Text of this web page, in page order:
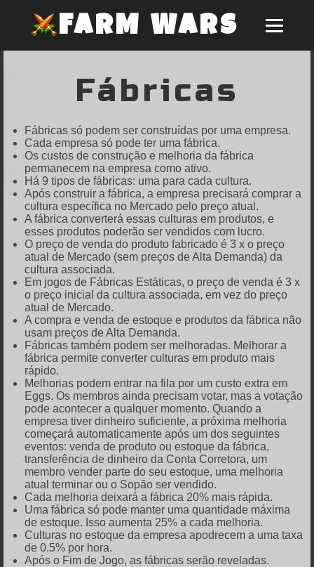
FARM WARS
Fábricas
Fábricas só podem ser construídas por uma empresa.
Cada empresa só pode ter uma fábrica.
Os custos de construção e melhoria da fábrica
permanecem na empresa como ativo.
Há 9 tipos de fábricas: uma para cada cultura.
Após construir a fábrica, a empresa precisará comprar a
cultura específica no Mercado pelo preço atual.
A fábrica converterá essas culturas em produtos, e
esses produtos poderão ser vendidos com lucro.
O preço de venda do produto fabricado é 3 x o preço
atual de Mercado (sem preços de Alta Demanda) da
cultura associada.
Em jogos de Fábricas Estáticas, o preço de venda é 3 x
o preço inicial da cultura associada, em vez do preço
atual de Mercado.
A compra e venda de estoque e produtos da fábrica não
usam preços de Alta Demanda.
Fábricas também podem ser melhoradas. Melhorar a
fábrica permite converter culturas em produto mais
rápido.
Melhorias podem entrar na fila por um custo extra em
Eggs. Os membros ainda precisam votar, mas a votação
pode acontecer a qualquer momento. Quando a
empresa tiver dinheiro suficiente, a próxima melhoria
começará automaticamente após um dos seguintes
eventos: venda de produto ou estoque da fábrica,
transferência de dinheiro da Conta Corretora, um
membro vender parte do seu estoque, uma melhoria
atual terminar ou o Sopão ser vendido.
Cada melhoria deixará a fábrica 20% mais rápida.
Uma fábrica só pode manter uma quantidade máxima
de estoque. Isso aumenta 25% a cada melhoria.
Culturas no estoque da empresa apodrecem a uma taxa
de 0.5% por hora.
Após o Fim de Jogo, as fábricas serão reveladas.